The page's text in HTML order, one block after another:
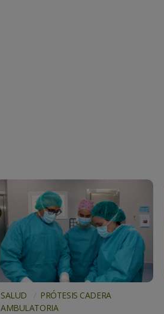
SALUD
PRÓTESIS CADERA
AMBULATORIA